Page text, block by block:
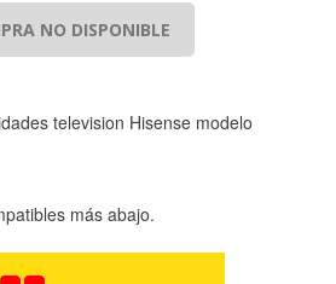
NO DISPONIBLE
television Hisense modelo
más abajo.